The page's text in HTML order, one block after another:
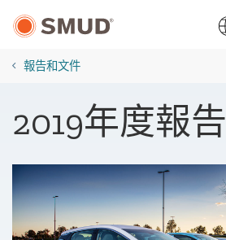
報告和文件
2019年度報告